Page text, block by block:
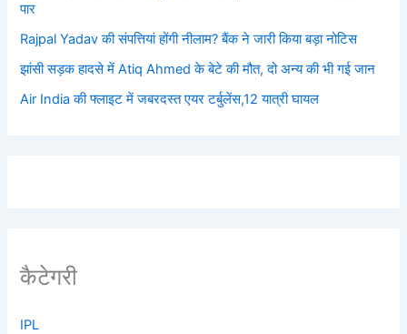
पार
Rajpal Yadav की संपत्तियां होंगी नीलाम? बैंक ने जारी किया बड़ा नोटिस
झांसी सड़क हादसे में Atiq Ahmed के बेटे की मौत, दो अन्य की भी गई जान
Air India की फ्लाइट में जबरदस्त एयर टर्बुलेंस,12 यात्री घायल
कैटेगरी
IPL